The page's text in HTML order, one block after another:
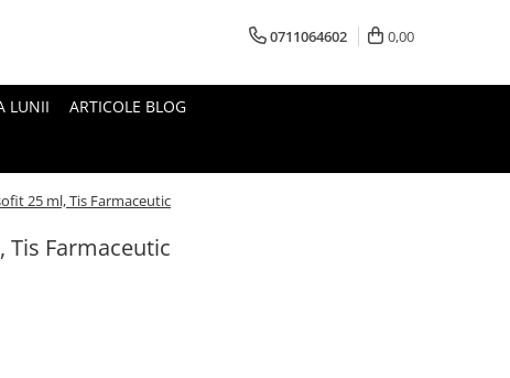
0711064602 0,00
LUNII ARTICOLE BLOG
25 ml, Tis Farmaceutic
Tis Farmaceutic